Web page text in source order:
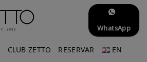
WhatsApp
CLUB ZETTO RESERVAR EN